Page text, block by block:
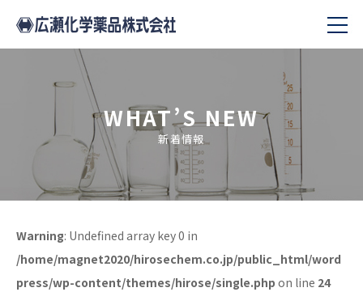
WHAT’S NEW
新着情報
Warning: Undefined array key 0 in
/home/magnet2020/hirosechem.co.jp/public_html/word
press/wp-content/themes/hirose/single.php on line 24